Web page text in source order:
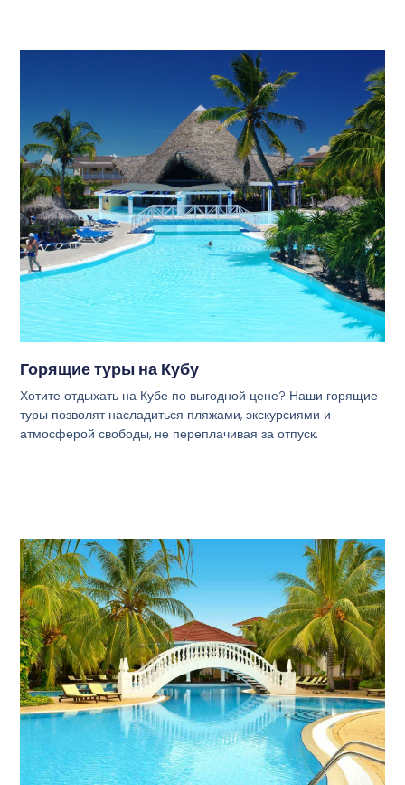
Горящие туры на Кубу
Хотите отдыхать на Кубе по выгодной цене? Наши горящие
туры позволят насладиться пляжами, экскурсиями и
атмосферой свободы, не переплачивая за отпуск.